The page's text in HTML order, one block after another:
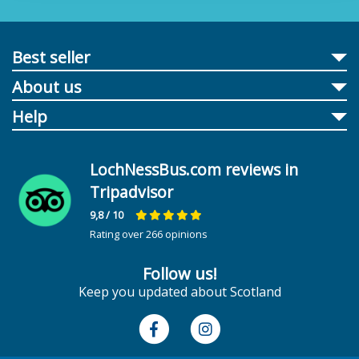
Best seller
About us
Help
LochNessBus.com reviews in
Tripadvisor
9,8/ 10
Rating over 266 opinions
Follow us!
Keep you updated about Scotland